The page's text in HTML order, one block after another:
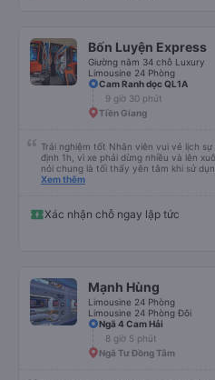
được đưa đến ga bằng xe buýt nhỏ. Họ
suốt chuyến đi, và có thể sẽ có những
chọn công ty này và đặt chỗ ngồi VIP.
Bốn Luyện Express
Giường nằm 34 chỗ Luxury
Limousine 24 Phòng
Cam Ranh dọc QL1A
9 giờ 30 phút
Tiền Giang
Trải nghiệm tốt Nhân viên vui vẻ lịch
định 1h, vì xe phải dừng nhiều và lên
nói chung là tối thấy yên tâm khi sử
hộ và giới thiệu cho người thân sử dụng
Xem thêm
Xác nhận chỗ ngay lập tức
Mạnh Hùng
Limousine 24 Phòng
Limousine 24 Phòng Đôi
Ngã 4 Cam Hải
8 giờ 5 phút
Ngã Tư Đồng Tâm